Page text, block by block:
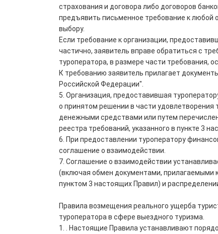
страхования и договора либо договоров
предъявить письменное требование к любой
выбору.
Если требование к организации,
частично, заявитель вправе обратиться с
туроператора, в размере части требования,
К требованию заявитель прилагает
Российской Федерации".
5. Организация, предоставившая
о принятом решении в части
денежными средствами или путем
реестра требований, указанного в пункте 3
6. При предоставлении туроператору
соглашение о взаимодействии.
7. Соглашение о взаимодействии
(включая обмен документами, прилагаемыми
пунктом 3 настоящих Правил) и
Правила возмещения реального ущерба
туроператора в сфере выездного туризма.
1. . Настоящие Правила устанавливают